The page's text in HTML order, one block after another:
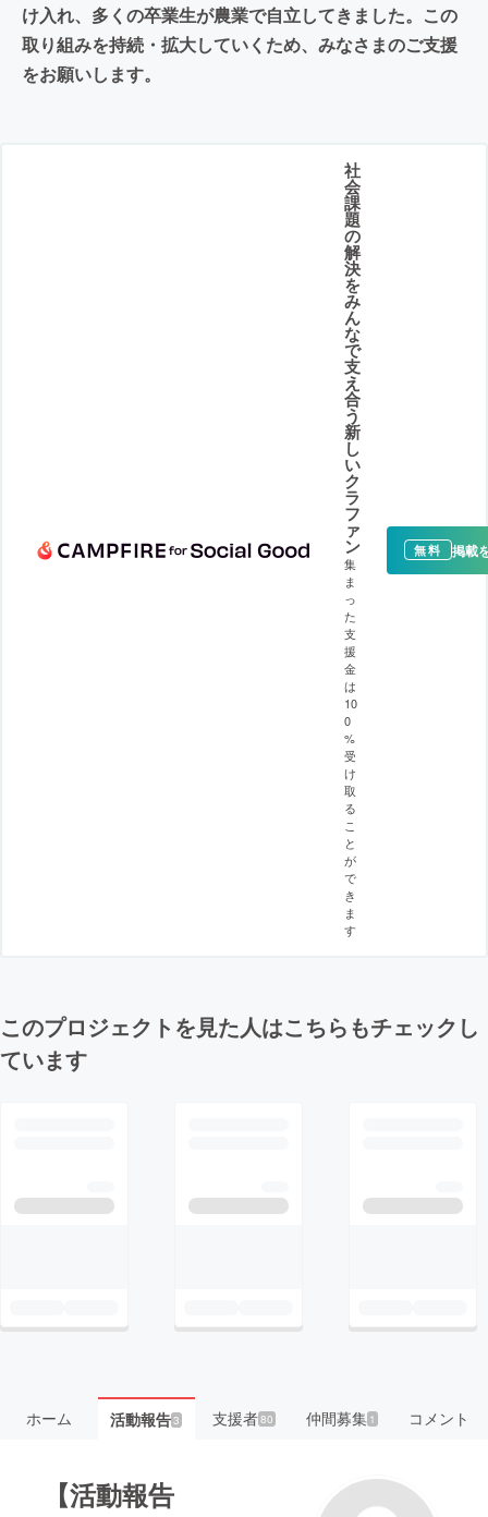
け入れ、多くの卒業生が農業で自立してきました。この
取り組みを持続・拡大していくため、みなさまのご支援
をお願いします。
社
会
課
題
の
解
決
を
み
ん
な
で
支
え
合
う
新
し
い
ク
ラ
フ
ァ
ン
集
ま
っ
た
支
援
金
は
10
0
%
受
け
取
る
こ
と
が
で
き
ま
す
無料 掲載
このプロジェクトを見た人はこちらもチェックし
ています
ホーム 活動報告3 支援者80 仲間募集 1 コメント
【活動報告